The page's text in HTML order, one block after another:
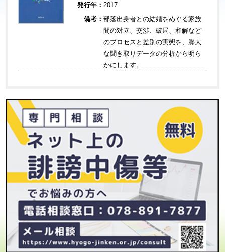
発行年： 2017
備考：部落出身者との結婚をめぐる家族
間の対立、交渉、破局、和解など
のプロセスと差別の実態を、膨大
な聞き取りデータの分析から明ら
かにします。